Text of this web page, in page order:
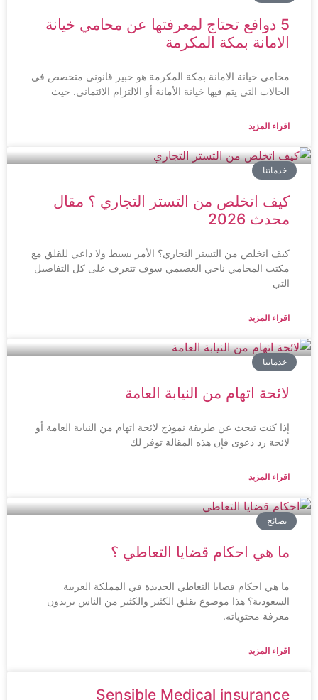
5 دوافع تحتاج لمعرفتها عن محامي خيانة
الامانة بمكة المكرمة
محامي خيانة الامانة بمكة المكرمة هو خبير قانوني متخصص في
الحالات التي يتم فيها خيانة الأمانة أو الالتزام الائتماني. حيث
اقراء المزيد
خدماتنا
كيف اتخلص من التستر التجاري ؟ مقال
محدث 2026
كيف اتخلص من التستر التجاري؟ الأمر بسيط ولا داعي للقلق مع
مكتب المحامي ناجي العصيمي سوف تتعرف على كل التفاصيل
اقراء المزيد
خدماتنا
لائحة اتهام من النيابة العامة
إذا كنت تبحث عن طريقة نموذج لائحة اتهام من النيابة العامة أو
لائحة رد دعوى فإن هذه المقالة توفر لك
اقراء المزيد
نصائح
ما هي احكام قضايا التعاطي ؟
ما هي احكام قضايا التعاطي الجديدة في المملكة العربية
السعودية؟ هذا موضوع يقلق الكثير والكثير من الناس يريدون
معرفة محتوياته.
اقراء المزيد
Sensible Medical insurance